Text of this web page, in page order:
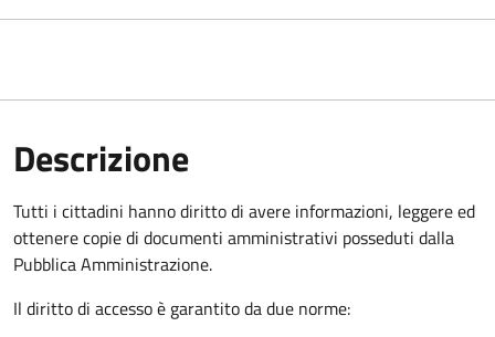
Descrizione
Tutti i cittadini hanno diritto di avere informazioni, leggere ed
ottenere copie di documenti amministrativi posseduti dalla
Pubblica Amministrazione.
Il diritto di accesso è garantito da due norme: